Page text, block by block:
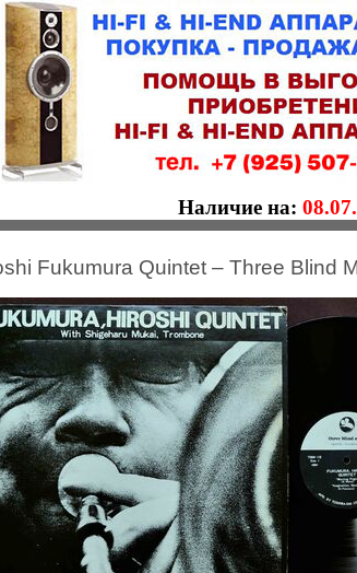
Наличие на:
Fukumura Quintet – Three Blind